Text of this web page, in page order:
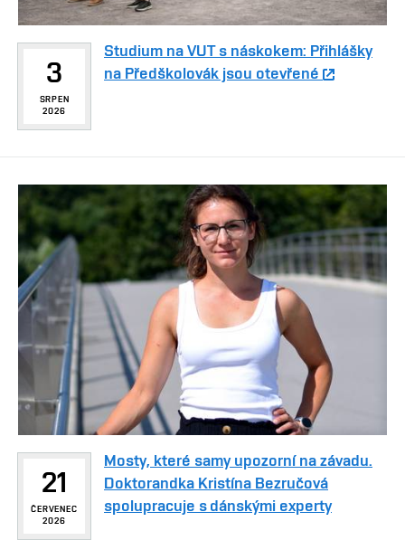
3
SRPEN
2026
Studium na VUT s náskokem: Přihlášky
na Předškolovák jsou otevřené
21
ČERVENEC
2026
Mosty, které samy upozorní na závadu.
Doktorandka Kristína Bezručová
spolupracuje s dánskými experty